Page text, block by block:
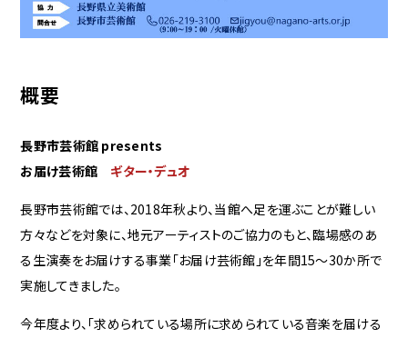
概要
長野市芸術館 presents
お届け芸術館 ギター・デュオ
長野市芸術館では、2018年秋より、当館へ足を運ぶことが難しい
方々などを対象に、地元アーティストのご協力のもと、臨場感のあ
る生演奏をお届けする事業「お届け芸術館」を年間15～30か所で
実施してきました。
今年度より、「求められている場所に求められている音楽を届ける